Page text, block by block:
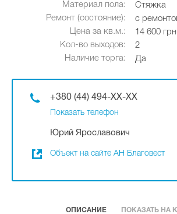
Материал пола:
Стяжка
Ремонт (состояние):
с
Цена за кв.м.:
14 600
Кол-во выходов:
2
Наличие торга:
Да
+380 (44) 494-XX-XX
Показать телефон
Юрий Ярославович
Объект на сайте АН Благовест
ОПИСАНИЕ ПОКАЗАТЬ НА